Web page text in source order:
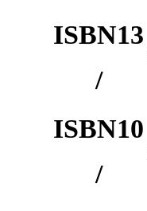
ISBN13
/
ISBN10
/